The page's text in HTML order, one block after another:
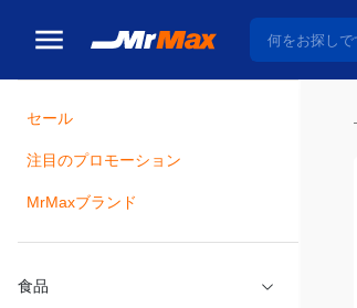
セール
注目のプロモーション
MrMaxブランド
食品